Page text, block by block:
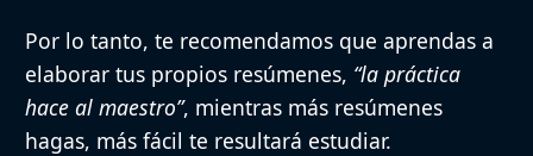
Por lo tanto, te recomendamos que aprendas a
elaborar tus propios resúmenes, “la práctica
hace al maestro”, mientras más resúmenes
hagas, más fácil te resultará estudiar.